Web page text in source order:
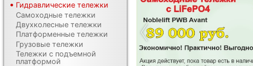
‹
Гидравлические тележки
Самоходные тележки
Двухколесные тележки
Платформенные тележки
Грузовые тележки
Тележки с подъемной
платформой